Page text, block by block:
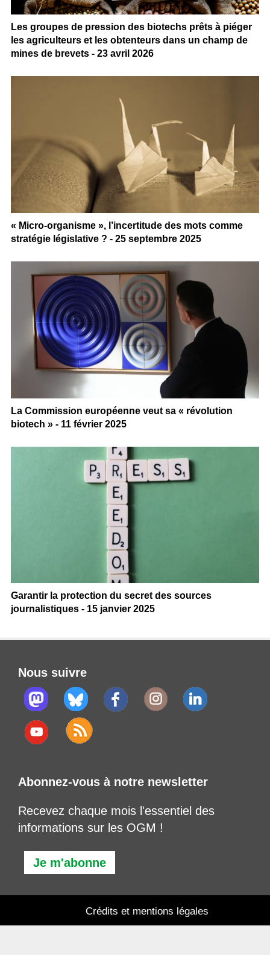
Les groupes de pression des biotechs prêts à piéger
les agriculteurs et les obtenteurs dans un champ de
mines de brevets - 23 avril 2026
« Micro-organisme », l’incertitude des mots comme
stratégie législative ? - 25 septembre 2025
La Commission européenne veut sa « révolution
biotech » - 11 février 2025
Garantir la protection du secret des sources
journalistiques - 15 janvier 2025
Nous suivre
Abonnez-vous à notre newsletter
Recevez chaque mois l'essentiel des
informations sur les OGM !
Je m'abonne
Crédits et mentions légales